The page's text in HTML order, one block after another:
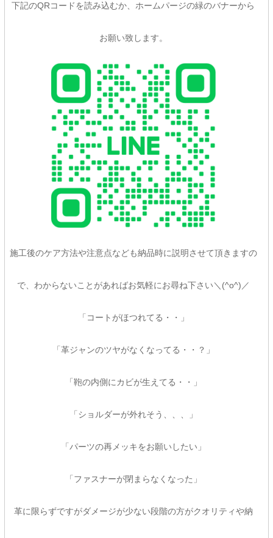
下記のQRコードを読み込むか、ホームパージの緑のバナーから
お願い致します。
施工後のケア方法や注意点なども納品時に説明させて頂きますの
で、わからないことがあればお気軽にお尋ね下さい＼(^o^)／
「コートがほつれてる・・」
「革ジャンのツヤがなくなってる・・？」
「鞄の内側にカビが生えてる・・」
「ショルダーが外れそう、、、」
「パーツの再メッキをお願いしたい」
「ファスナーが閉まらなくなった」
革に限らずですがダメージが少ない段階の方がクオリティや納